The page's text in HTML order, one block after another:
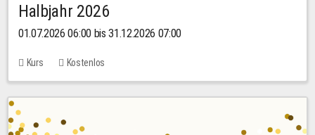
Halbjahr 2026
01.07.2026 06:00 bis 31.12.2026 07:00
Kurs Kostenlos